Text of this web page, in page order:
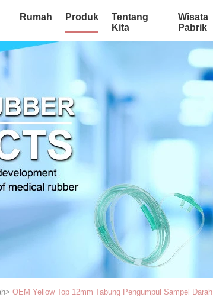
Rumah Produk
Tentang
Kita
Wisata
Pabrik
> OEM Yellow Top 12mm Tabung Pengumpul Sampel Darah